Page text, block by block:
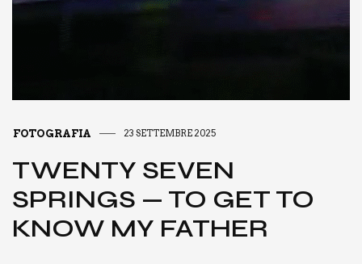
FOTOGRAFIA 23 SETTEMBRE 2025
TWEN­TY SEVEN
SPRINGS — TO GET TO
KNOW MY FATHER